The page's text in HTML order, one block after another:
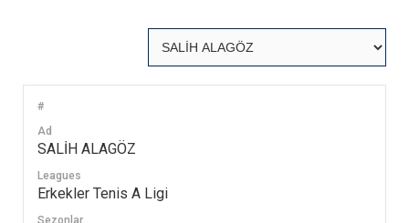
#
Ad
SALİH ALAGÖZ
Leagues
Erkekler Tenis A Ligi
Sezonlar